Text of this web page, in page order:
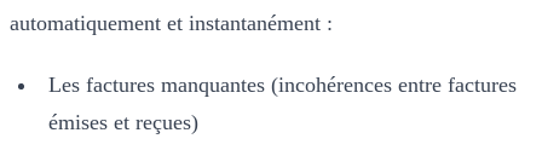
automatiquement et instantanément :
Les factures manquantes (incohérences entre factures
émises et reçues)